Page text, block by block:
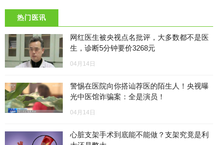
热门医讯
网红医生被央视点名批评，大多数都不是医
生，诊断5分钟要价3268元
04月14日
警惕在医院向你搭讪荐医的陌生人！央视曝
光中医馆诈骗案：全是演员！
04月14日
心脏支架手术到底能不能做？支架究竟是利